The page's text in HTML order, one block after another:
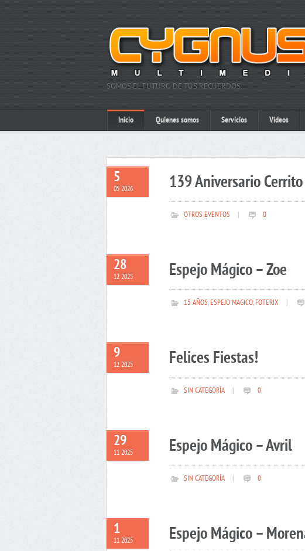
SOMOS EL FUTURO DE TUS RECUERDOS…
Inicio Quienes somos Servicios Videos
5
05 2026 139 Aniversario
OTROS EVENTOS 0
28
12 2025 Espejo Mágico – Zoe
15 AÑOS,ESPEJO MAGICO,FOTERIX
9
12 2025 Felices Fiestas!
SIN CATEGORÍA 0
29
11 2025 Espejo Mágico – Avril
SIN CATEGORÍA 0
1
11 2025 Espejo Mágico –